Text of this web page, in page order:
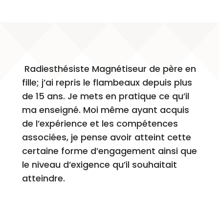
Radiesthésiste Magnétiseur de père en
fille; j’ai repris le flambeaux depuis plus
de 15 ans. Je mets en pratique ce qu’il
ma enseigné. Moi même ayant acquis
de l’expérience et les compétences
associées, je pense avoir atteint cette
certaine forme d’engagement ainsi que
le niveau d’exigence qu’il souhaitait
atteindre.